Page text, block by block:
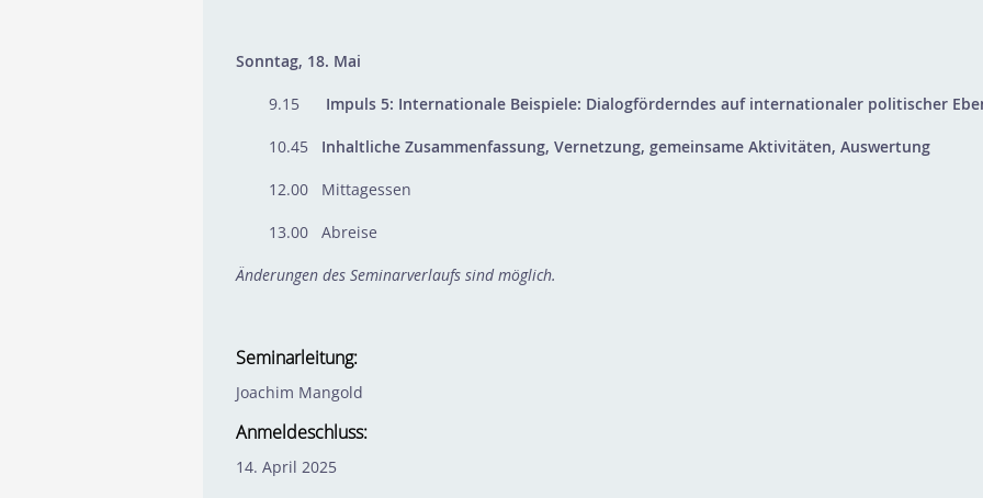
Sonntag, 18. Mai
9.15 Impuls 5: Internationale Beispiele: Dialogförderndes auf internationaler politischer
10.45 Inhaltliche Zusammenfassung, Vernetzung, gemeinsame Aktivitäten, Auswertung
12.00 Mittagessen
13.00 Abreise
Änderungen des Seminarverlaufs sind möglich.
Seminarleitung:
Joachim Mangold
Anmeldeschluss:
14. April 2025